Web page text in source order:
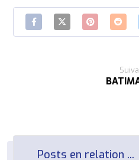
Posts en relation ...